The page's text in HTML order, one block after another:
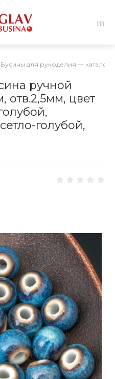
Бусины для рукоделия — каталог
ручной
отв.2,5мм, цвет
голубой,